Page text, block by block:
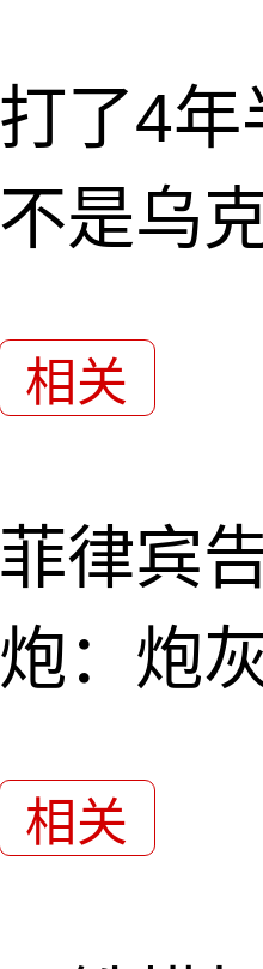
打了4年
不是乌
相关
菲律宾
炮：炮
相关